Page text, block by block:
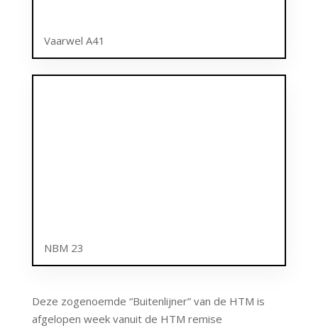
Vaarwel A41
NBM 23
Deze zogenoemde “Buitenlijner” van de HTM is
afgelopen week vanuit de HTM remise